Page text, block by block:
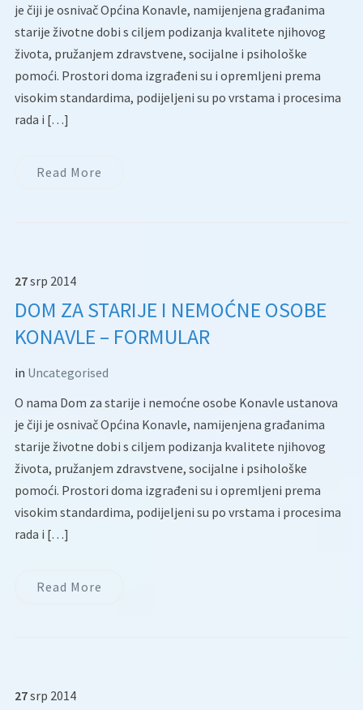
je čiji je osnivač Općina Konavle, namijenjena građanima
starije životne dobi s ciljem podizanja kvalitete njihovog
života, pružanjem zdravstvene, socijalne i psihološke
pomoći. Prostori doma izgrađeni su i opremljeni prema
visokim standardima, podijeljeni su po vrstama i procesima
rada i […]
Read More
27srp 2014
DOM ZA STARIJE I NEMOĆNE OSOBE
KONAVLE – FORMULAR
in Uncategorised
O nama Dom za starije i nemoćne osobe Konavle ustanova
je čiji je osnivač Općina Konavle, namijenjena građanima
starije životne dobi s ciljem podizanja kvalitete njihovog
života, pružanjem zdravstvene, socijalne i psihološke
pomoći. Prostori doma izgrađeni su i opremljeni prema
visokim standardima, podijeljeni su po vrstama i procesima
rada i […]
Read More
27srp 2014